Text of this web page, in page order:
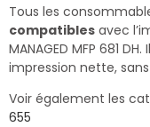
Tous les
compatibles avec
MANAGED MFP 681
impression nette,
Voir également les
655